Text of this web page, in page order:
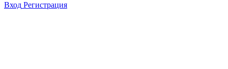
Вход Регистрация